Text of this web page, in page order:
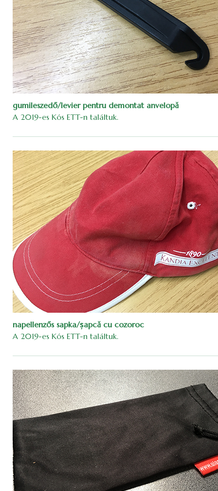
gumileszedő/levier pentru demontat anvelopă
A 2019-es Kós ETT-n találtuk.
napellenzős sapka/șapcă cu cozoroc
A 2019-es Kós ETT-n találtuk.